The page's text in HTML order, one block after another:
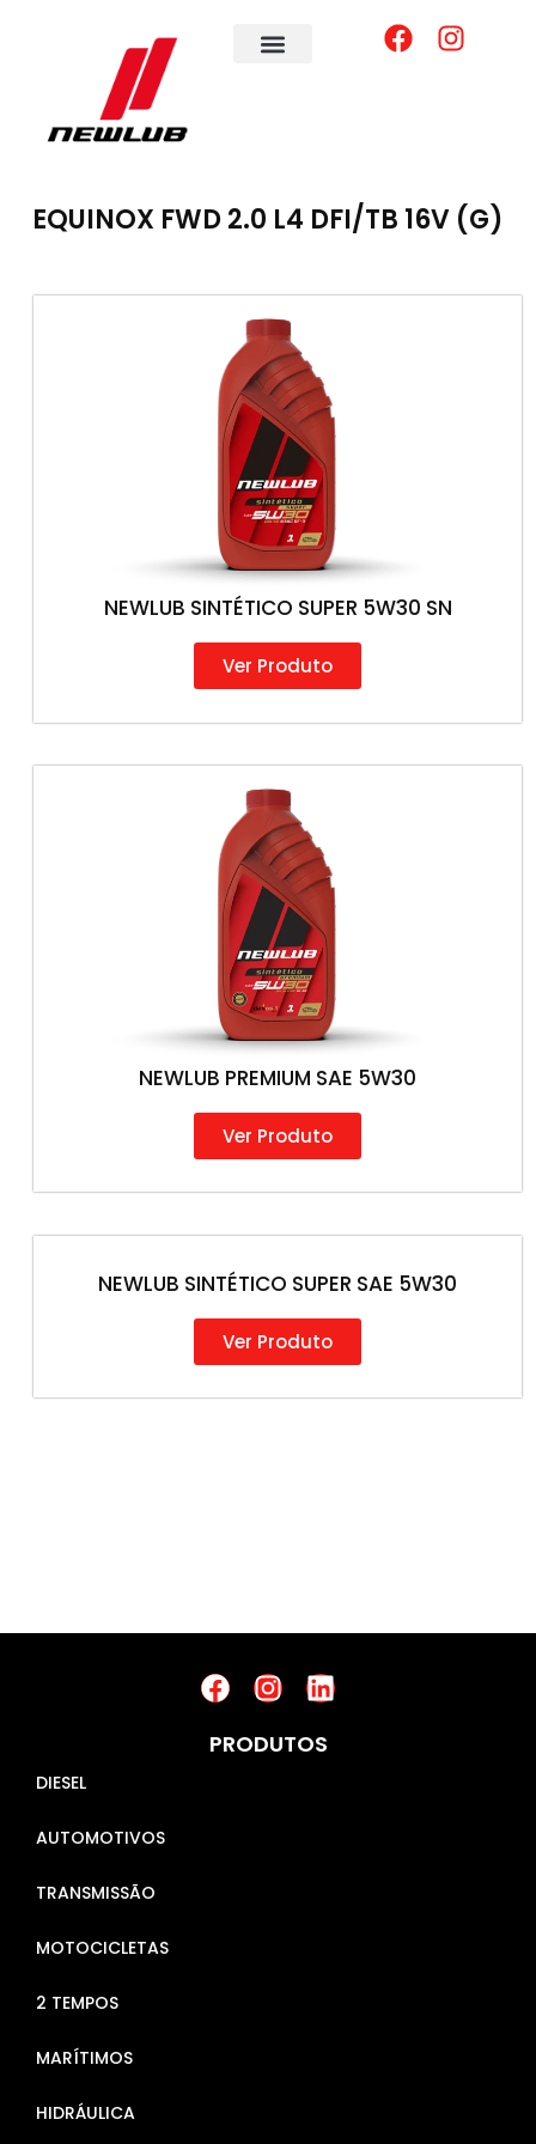
EQUINOX FWD 2.0 L4 DFI/TB 16V (G)
NEWLUB SINTÉTICO SUPER 5W30 SN
Ver Produto
NEWLUB PREMIUM SAE 5W30
Ver Produto
NEWLUB SINTÉTICO SUPER SAE 5W30
Ver Produto
PRODUTOS
DIESEL
AUTOMOTIVOS
TRANSMISSÃO
MOTOCICLETAS
2 TEMPOS
MARÍTIMOS
HIDRÁULICA